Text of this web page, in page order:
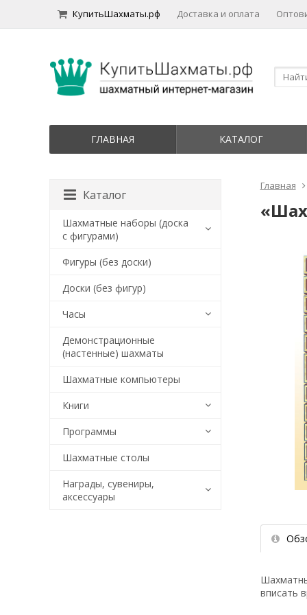
КупитьШахматы.рф Доставка и оплата
ГЛАВНАЯ КАТАЛОГ
Главная
вписать
Каталог
Шахматные наборы (доска
с фигурами)
Фигуры (без доски)
Доски (без фигур)
Часы
Демонстрационные
(настенные) шахматы
Шахматные компьютеры
Книги
Программы
Шахматные столы
Награды, сувениры,
аксессуары